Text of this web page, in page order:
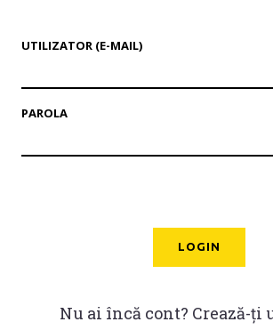
UTILIZATOR (E-MAIL)
PAROLA
Nu ai încă cont? Crează-ți